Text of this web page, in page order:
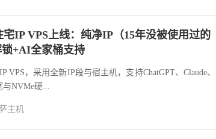
IP VPS上线：纯净IP（15年没被使用过的
+AI全家桶支持
VPS，采用全新IP段与宿主机，支持ChatGPT、Claude、
NVMe硬...
主机